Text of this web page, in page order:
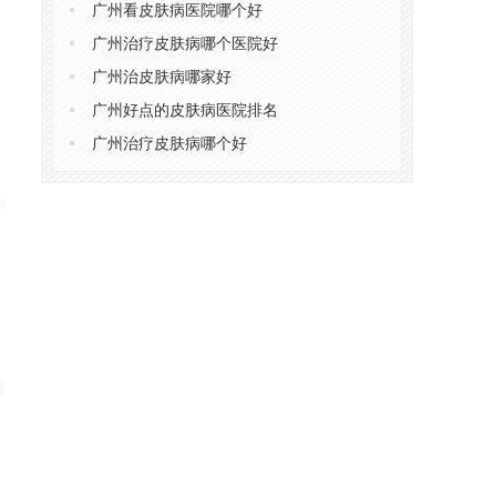
广州看皮肤病医院哪个好
广州治疗皮肤病哪个医院好
广州治皮肤病哪家好
广州好点的皮肤病医院排名
广州治疗皮肤病哪个好